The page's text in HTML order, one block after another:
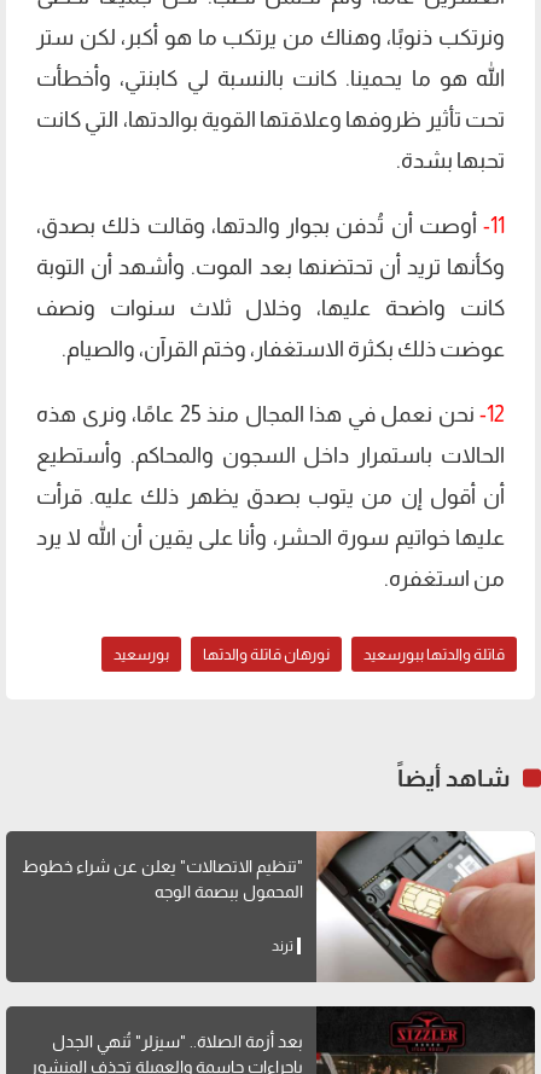
ونرتكب ذنوبًا، وهناك من يرتكب ما هو أكبر، لكن ستر
الله هو ما يحمينا. كانت بالنسبة لي كابنتي، وأخطأت
تحت تأثير ظروفها وعلاقتها القوية بوالدتها، التي كانت
تحبها بشدة.
11- أوصت أن تُدفن بجوار والدتها، وقالت ذلك بصدق،
وكأنها تريد أن تحتضنها بعد الموت. وأشهد أن التوبة
كانت واضحة عليها، وخلال ثلاث سنوات ونصف
عوضت ذلك بكثرة الاستغفار، وختم القرآن، والصيام.
12-
نحن نعمل في هذا المجال منذ 25 عامًا، ونرى هذه
الحالات باستمرار داخل السجون والمحاكم. وأستطيع
أن أقول إن من يتوب بصدق يظهر ذلك عليه. قرأت
عليها خواتيم سورة الحشر، وأنا على يقين أن الله لا يرد
من استغفره.
قاتلة والدتها ببورسعيد نورهان قاتلة والدتها بورسعيد
شاهد أيضاً
"تنظيم الاتصالات" يعلن عن شراء خطوط
المحمول ببصمة الوجه
ترند
بعد أزمة الصلاة.. "سيزلر" تُنهي الجدل
بإجراءات حاسمة والعميلة تحذف المنشور